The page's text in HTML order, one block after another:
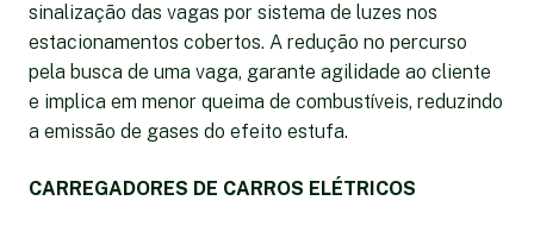
sinalização das vagas por sistema de luzes nos
estacionamentos cobertos. A redução no percurso
pela busca de uma vaga, garante agilidade ao cliente
e implica em menor queima de combustíveis, reduzindo
a emissão de gases do efeito estufa.
CARREGADORES DE CARROS ELÉTRICOS